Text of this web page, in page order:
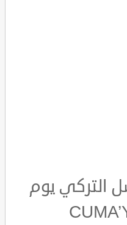
التركي يوم